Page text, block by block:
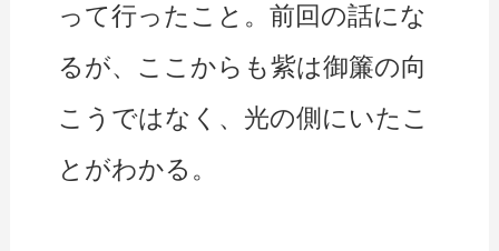
って行ったこと。前回の話にな
るが、ここからも紫は御簾の向
こうではなく、光の側にいたこ
とがわかる。